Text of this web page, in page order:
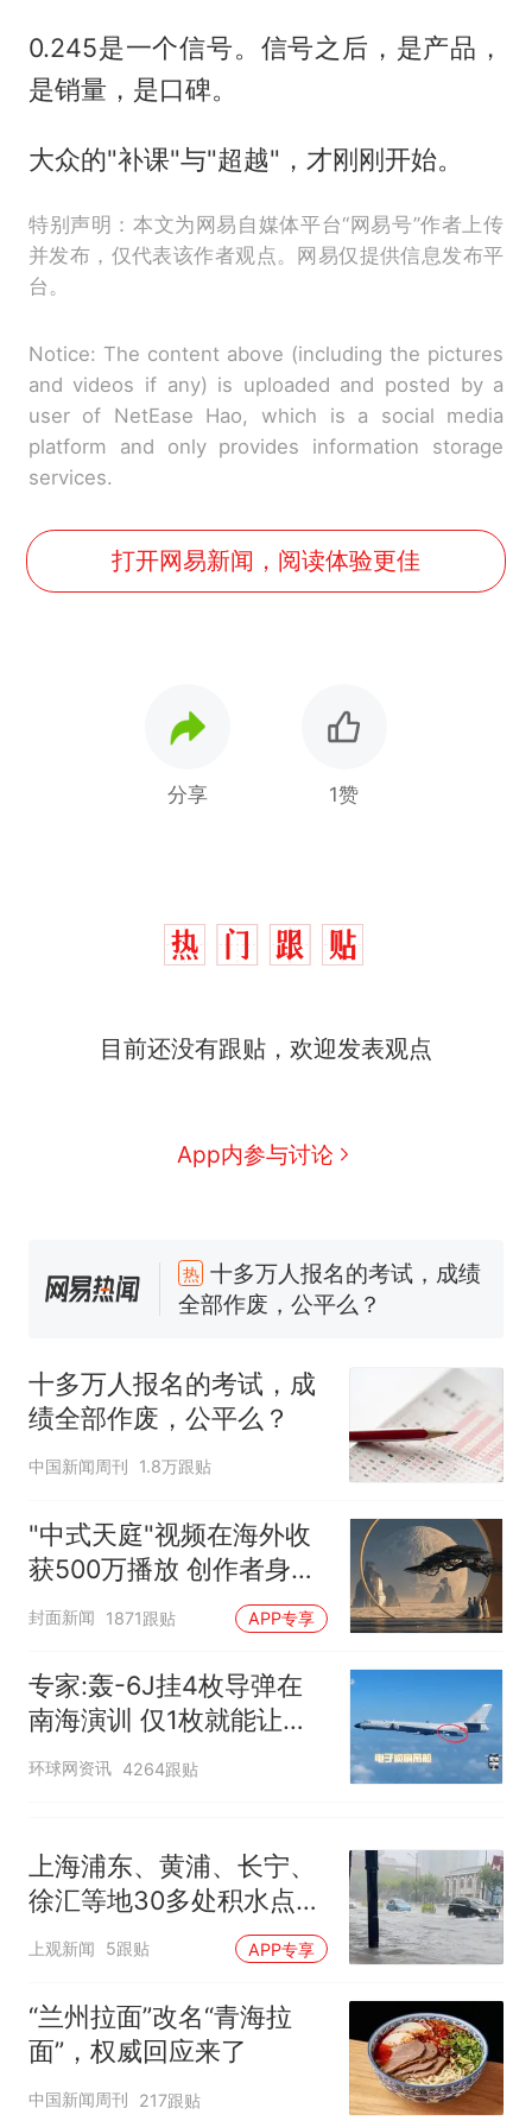
0.245是一个信号。信号之后，是产品，
是销量，是口碑。
大众的"补课"与"超越"，才刚刚开始。
特别声明：本文为网易自媒体平台“网易号”作者上传
并发布，仅代表该作者观点。网易仅提供信息发布平
台。
Notice: The content above (including the pictures
and videos if any) is uploaded and posted by a
user of NetEase Hao, which is a social media
platform and only provides information storage
services.
打开网易新闻，阅读体验更佳
分享 1赞
目前还没有跟贴，欢迎发表观点
App内参与讨论
新 全球唯一没有法定首都的国
家，刚改国名，总统就邀请中
线一圈，还曾两次到中国寻根
5060元才肯搬上楼！女子傻眼
了……
视频丨只要一枚命中就能让航
母瘫痪 轰-6J实力有多强？
空调24小时开着反而更省电？
佛山一中学招聘物理教师，笔
试前13名均遭淘汰？教育局：
已叫停招聘，成立调查组全面
十多万人报名的考试，成绩
全部作废，公平么？
十多万人报名的考试，成
绩全部作废，公平么？
中国新闻周刊 1.8万跟贴
"中式天庭"视频在海外收
获500万播放 创作者身份
披露
封面新闻 1871跟贴 APP专享
专家:轰-6J挂4枚导弹在
南海演训 仅1枚就能让航
母瘫痪
环球网资讯 4264跟贴
上海浦东、黄浦、长宁、
徐汇等地30多处积水点正
在抢排
上观新闻 5跟贴 APP专享
“兰州拉面”改名“青海拉
面”，权威回应来了
中国新闻周刊 217跟贴